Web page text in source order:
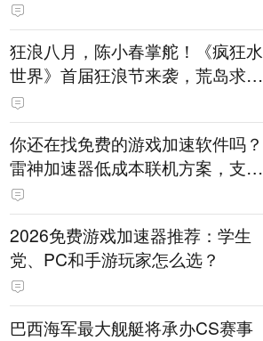
狂浪八月，陈小春掌舵！《疯狂水
世界》首届狂浪节来袭，荒岛求生
直播即将开启
你还在找免费的游戏加速软件吗？
雷神加速器低成本联机方案，支持
免费试用
2026免费游戏加速器推荐：学生
党、PC和手游玩家怎么选？
巴西海军最大舰艇将承办CS赛事